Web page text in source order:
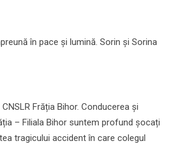
în pace și lumină. Sorin și Sorina
Frăția Bihor. Conducerea și
– Filiala Bihor suntem profund șocați
tragicului accident în care colegul